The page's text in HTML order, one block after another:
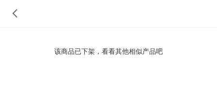
该商品已下架，看看其他相似产品吧